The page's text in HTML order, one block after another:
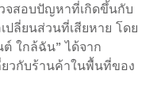
จสอบปัญหาที่เกิดขึ้นกับ
ลี่ยนส่วนที่เสียหาย โดย
ใกล้ฉัน” ได้จาก
ยวกับร้านค้าในพื้นที่ของ